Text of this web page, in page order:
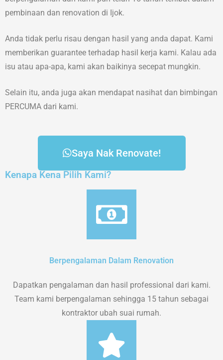
pembinaan dan renovation di Ijok.
Anda tidak perlu risau dengan hasil yang anda dapat. Kami
memberikan guarantee terhadap hasil kerja kami. Kalau ada
isu atau apa-apa, kami akan baikinya secepat mungkin.
Selain itu, anda juga akan mendapat nasihat dan bimbingan
PERCUMA dari kami.
Saya Nak Renovate!
Kenapa Kena Pilih Kami?
Berpengalaman Dalam Renovation
Dapatkan pengalaman dan hasil professional dari kami.
Team kami berpengalaman sehingga 15 tahun sebagai
kontraktor ubah suai rumah.